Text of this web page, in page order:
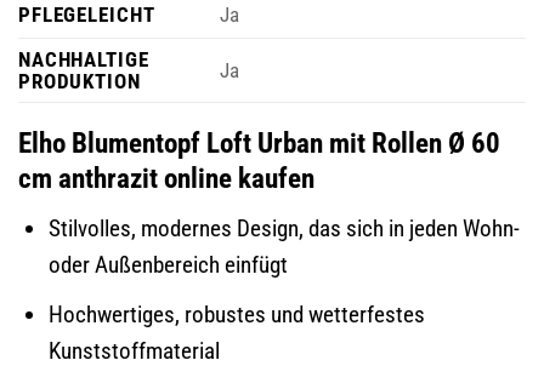
PFLEGELEICHT
Ja
NACHHALTIGE
PRODUKTION
Ja
Elho Blumentopf Loft Urban mit Rollen Ø 60
cm anthrazit online kaufen
Stilvolles, modernes Design, das sich in jeden Wohn-
oder Außenbereich einfügt
Hochwertiges, robustes und wetterfestes
Kunststoffmaterial